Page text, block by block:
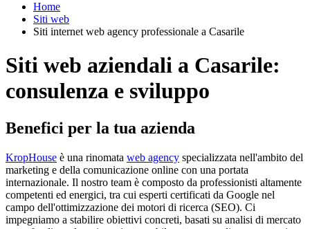
Home
Siti web
Siti internet web agency professionale a Casarile
Siti web aziendali a Casarile:
consulenza e sviluppo
Benefici per la tua azienda
KropHouse è una rinomata web agency specializzata nell'ambito del
marketing e della comunicazione online con una portata
internazionale. Il nostro team è composto da professionisti altamente
competenti ed energici, tra cui esperti certificati da Google nel
campo dell'ottimizzazione dei motori di ricerca (SEO). Ci
impegniamo a stabilire obiettivi concreti, basati su analisi di mercato